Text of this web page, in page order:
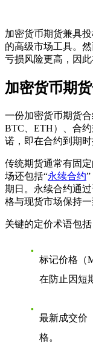
加密货币期货兼具
的高级市场工具。
亏损风险更高，因
加密货币期
一份加密货币期货
BTC、ETH）、合
诺，即在合约到期
传统期货通常有固
场还包括“永续合约”
期日。永续合约通
格与现货市场保持一
关键的定价术语包括
标记价格（
在防止因短
最新成交价
格。